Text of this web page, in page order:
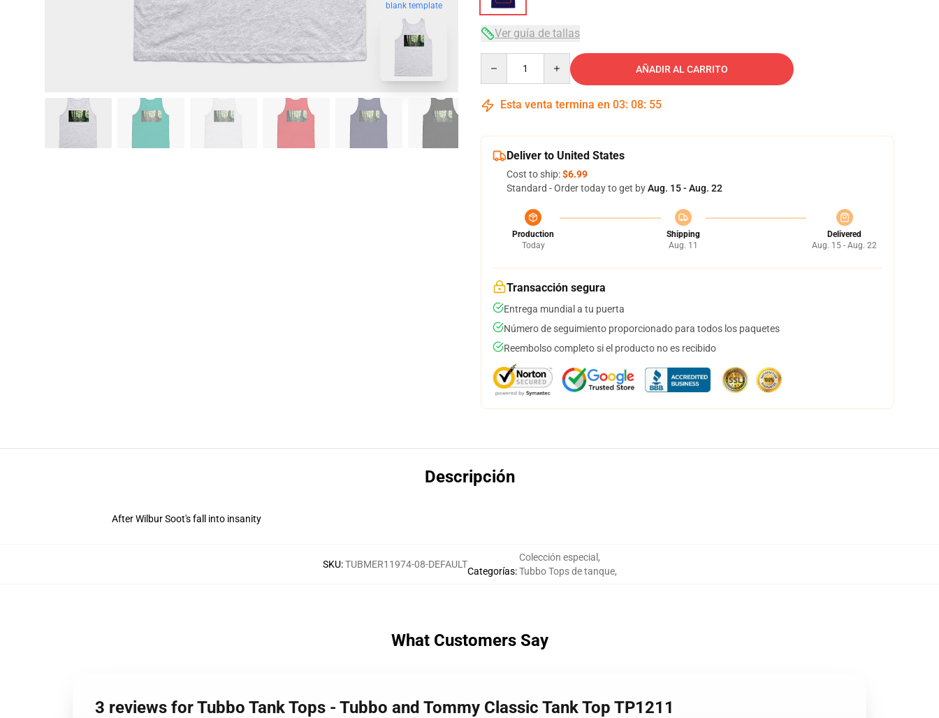
blank template
Ver guía de tallas
AÑADIR AL CARRITO
Esta venta termina en 03: 08: 54
Deliver to United States
Cost to ship:$6.99
Standard - Order today to get byAug. 15 - Aug. 22
Production
Today
Shipping
Aug. 11
Delivered
Aug. 15 - Aug. 22
Transacción segura
Entrega mundial a tu puerta
Número de seguimiento proporcionado para todos los paquetes
Reembolso completo si el producto no es recibido
Descripción
After Wilbur Soot's fall into insanity
SKU:TUBMER11974-08-DEFAULT
Categorías:
Colección especial ,
Tubbo Tops de tanque,
What Customers Say
3 reviews for Tubbo Tank Tops - Tubbo and Tommy Classic Tank Top TP1211